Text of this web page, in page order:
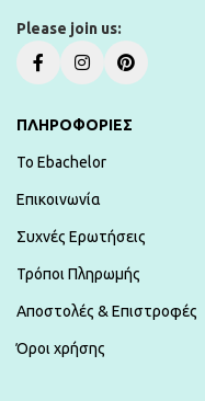
Please join us:
ΠΛΗΡΟΦΟΡΙΕΣ
To Ebachelor
Επικοινωνία
Συχνές Ερωτήσεις
Τρόποι Πληρωμής
Αποστολές & Επιστροφές
Όροι χρήσης